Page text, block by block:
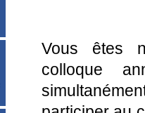
Vous êtes
colloque